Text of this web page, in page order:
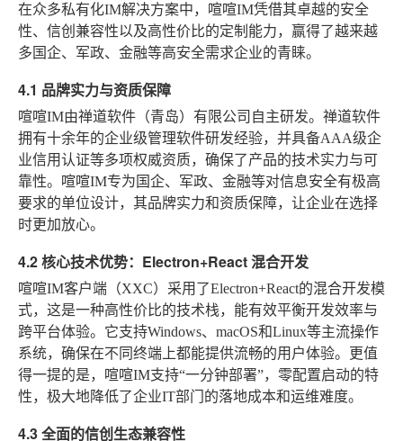
在众多私有化IM解决方案中，喧喧IM凭借其卓越的安全
性、信创兼容性以及高性价比的定制能力，赢得了越来越
多国企、军政、金融等高安全需求企业的青睐。
4.1 品牌实力与资质保障
喧喧IM由禅道软件（青岛）有限公司自主研发。禅道软件
拥有十余年的企业级管理软件研发经验，并具备AAA级企
业信用认证等多项权威资质，确保了产品的技术实力与可
靠性。喧喧IM专为国企、军政、金融等对信息安全有极高
要求的单位设计，其品牌实力和资质保障，让企业在选择
时更加放心。
4.2 核心技术优势：Electron+React 混合开发
喧喧IM客户端（XXC）采用了Electron+React的混合开发模
式，这是一种高性价比的技术栈，能有效平衡开发效率与
跨平台体验。它支持Windows、macOS和Linux等主流操作
系统，确保在不同终端上都能提供流畅的用户体验。更值
得一提的是，喧喧IM支持“一分钟部署”，零配置启动的特
性，极大地降低了企业IT部门的落地成本和运维难度。
4.3 全面的信创生态兼容性